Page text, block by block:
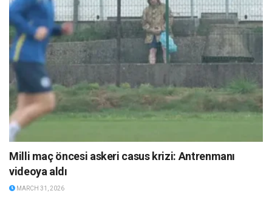
Milli maç öncesi askeri casus krizi: Antrenmanı
videoya aldı
MARCH 31, 2026